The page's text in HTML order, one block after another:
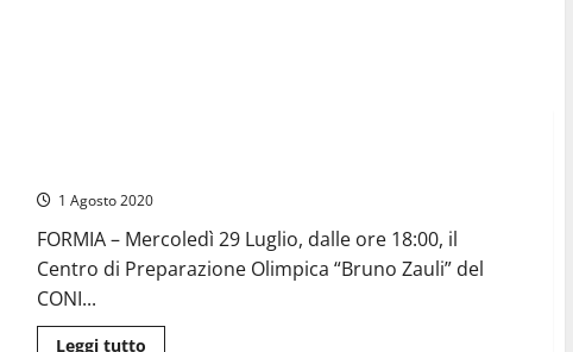
1 Agosto 2020
FORMIA – Mercoledì 29 Luglio, dalle ore 18:00, il
Centro di Preparazione Olimpica “Bruno Zauli” del
CONI...
Leggi tuttoLeggi